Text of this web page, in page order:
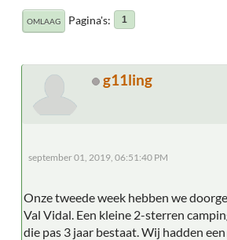
OMLAAG Pagina's 1
g11ling
september 01, 2019, 06:51:40 PM
Onze tweede week hebben we
Val Vidal. Een kleine 2-sterren
die pas 3 jaar bestaat. Wij hadden